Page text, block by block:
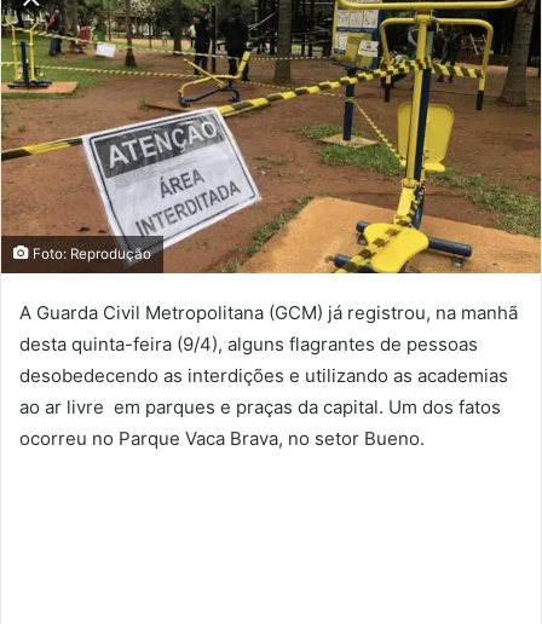
Foto: Reprodução
A Guarda Civil Metropolitana (GCM) já registrou, na manhã
desta quinta-feira (9/4), alguns flagrantes de pessoas
desobedecendo as interdições e utilizando as academias
ao ar livre em parques e praças da capital. Um dos fatos
ocorreu no Parque Vaca Brava, no setor Bueno.